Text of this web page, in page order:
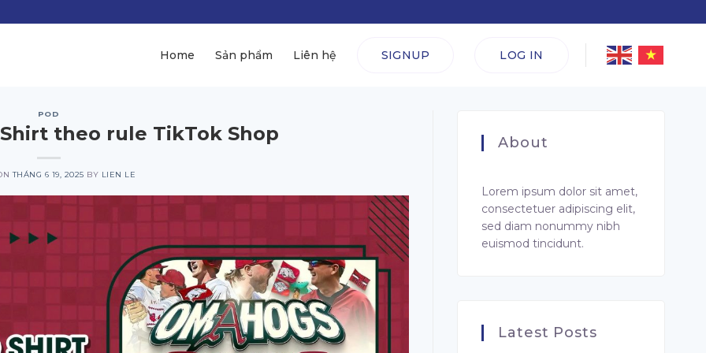
Home
Sản phẩm Liên hệ SIGNUP LOG IN
POD
theo rule TikTok Shop
THÁNG 6 19, 2025 BY LIEN LE
About
Lorem ipsum dolor sit amet,
consectetuer adipiscing elit,
sed diam nonummy nibh
euismod tincidunt.
Latest Posts